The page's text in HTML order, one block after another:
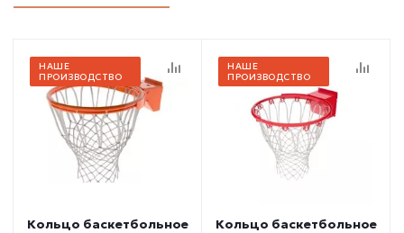
НАШЕ
ПРОИЗВОДСТВО
Кольцо баскетбольное
НАШЕ
ПРОИЗВОДСТВО
Кольцо баскетбольное